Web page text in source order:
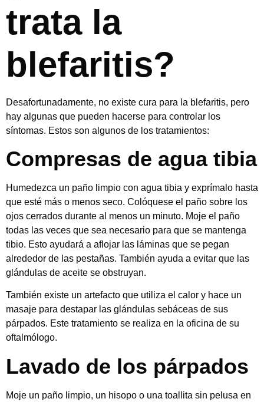
trata la
blefaritis?
Desafortunadamente, no existe cura para la blefaritis, pero
hay algunas que pueden hacerse para controlar los
síntomas. Estos son algunos de los tratamientos:
Compresas de agua tibia
Humedezca un paño limpio con agua tibia y exprímalo hasta
que esté más o menos seco. Colóquese el paño sobre los
ojos cerrados durante al menos un minuto. Moje el paño
todas las veces que sea necesario para que se mantenga
tibio. Esto ayudará a aflojar las láminas que se pegan
alrededor de las pestañas. También ayuda a evitar que las
glándulas de aceite se obstruyan.
También existe un artefacto que utiliza el calor y hace un
masaje para destapar las glándulas sebáceas de sus
párpados. Este tratamiento se realiza en la oficina de su
oftalmólogo.
Lavado de los párpados
Moje un paño limpio, un hisopo o una toallita sin pelusa en